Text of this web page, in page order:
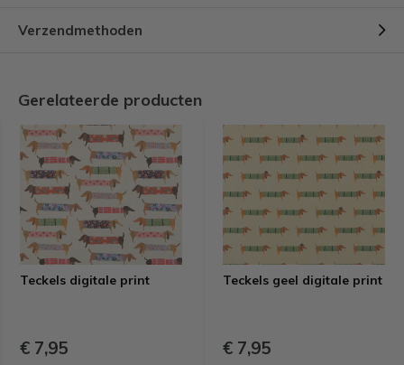
Verzendmethoden
Gerelateerde producten
Teckels digitale print
€ 7,95
Teckels geel digitale print
€ 7,95